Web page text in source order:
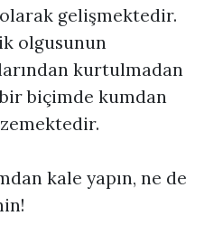
gelişmektedir.
olgusunun
kurtulmadan
biçimde kumdan
kale yapın, ne de